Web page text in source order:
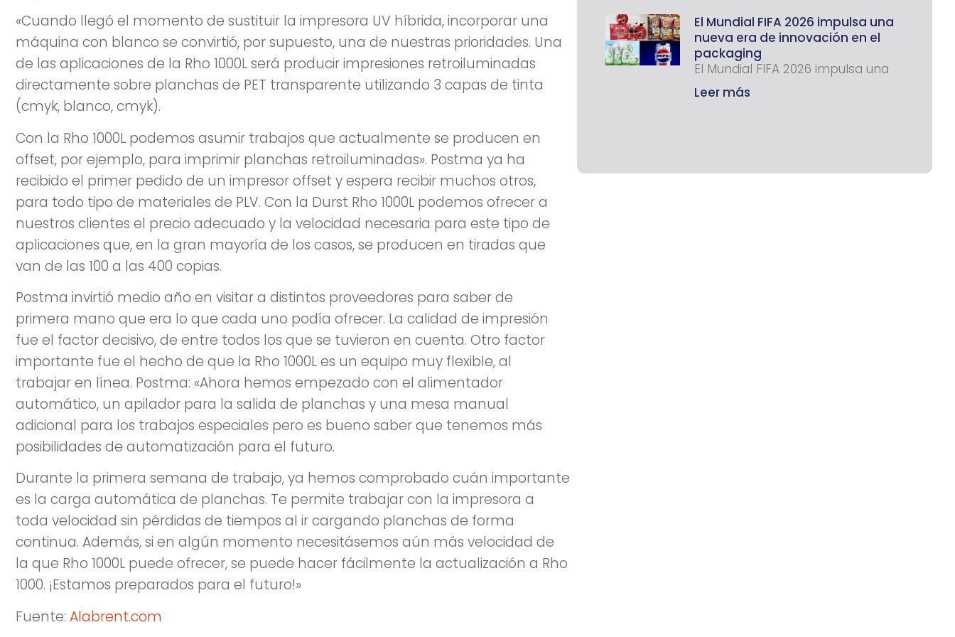
«Cuando llegó el momento de sustituir la impresora UV híbrida, incorporar una
máquina con blanco se convirtió, por supuesto, una de nuestras prioridades. Una
de las aplicaciones de la Rho 1000L será producir impresiones retroiluminadas
directamente sobre planchas de PET transparente utilizando 3 capas de tinta
(cmyk, blanco, cmyk).
Con la Rho 1000L podemos asumir trabajos que actualmente se producen en
offset, por ejemplo, para imprimir planchas retroiluminadas». Postma ya ha
recibido el primer pedido de un impresor offset y espera recibir muchos otros,
para todo tipo de materiales de PLV. Con la Durst Rho 1000L podemos ofrecer a
nuestros clientes el precio adecuado y la velocidad necesaria para este tipo de
aplicaciones que, en la gran mayoría de los casos, se producen en tiradas que
van de las 100 a las 400 copias.
Postma invirtió medio año en visitar a distintos proveedores para saber de
primera mano que era lo que cada uno podía ofrecer. La calidad de impresión
fue el factor decisivo, de entre todos los que se tuvieron en cuenta. Otro factor
importante fue el hecho de que la Rho 1000L es un equipo muy flexible, al
trabajar en línea. Postma: «Ahora hemos empezado con el alimentador
automático, un apilador para la salida de planchas y una mesa manual
adicional para los trabajos especiales pero es bueno saber que tenemos más
posibilidades de automatización para el futuro.
Durante la primera semana de trabajo, ya hemos comprobado cuán importante
es la carga automática de planchas. Te permite trabajar con la impresora a
toda velocidad sin pérdidas de tiempos al ir cargando planchas de forma
continua. Además, si en algún momento necesitásemos aún más velocidad de
la que Rho 1000L puede ofrecer, se puede hacer fácilmente la actualización a Rho
1000. ¡Estamos preparados para el futuro!»
Fuente: Alabrent.com
El Mundial FIFA 2026 impulsa una
nueva era de innovación en el
packaging
El Mundial FIFA 2026 impulsa una
Leer más